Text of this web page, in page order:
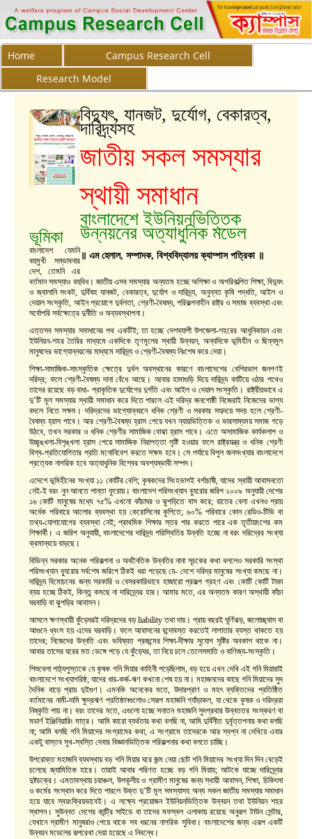
Home
Campus Research Cell
Research Model
বিদ্যুৎ, যানজট, দুর্যোগ, বেকারত্ব,
দারিদ্র্যসহ
জাতীয় সকল সমস্যার
স্থায়ী সমাধান
বাংলাদেশে ইউনিয়নভিত্তিক
উন্নয়নের অত্যাধুনিক মডেল
॥ এম হেলাল, সম্পাদক, বিশ্ববিদ্যালয় ক্যাম্পাস পত্রিকা ॥
ভূমিকা
বাংলাদেশ যেমনি
বহুমুখী সম্ভাবনার
দেশ, তেমনি এর
বর্তমান সমস্যাও বহুবিধ। জাতীয় এসব সমস্যার অন্যতম হচ্ছে অশিক্ষা ও অপরিকল্পিত শিক্ষা, বিদ্যুৎ
ও জ্বালানি সংকট, দুর্বিষহ যানজট, বেকারত্ব, দুর্যোগ ও দারিদ্র্য, অনুন্নত কৃষি পদ্ধতি, আইল ও
দেয়াল সংস্কৃতি, আইন প্রয়োগে দুর্বলতা, শ্রেণী-বৈষম্য, পরিকল্পনাহীন রাষ্ট্র ও সমাজ ব্যবস্থা এবং
সর্বোপরি সর্বক্ষেত্রে দুর্নীতি ও অব্যবস্থাপনা।
এত্তসব সমস্যার সমাধানের পথ একটিই; তা হচ্ছে দেশব্যাপী উপজেলা-শহরের আধুনিকায়ন এবং
ইউনিয়ন-শহর তৈরির মাধ্যমে একদিকে তৃণমূলের স্থায়ী উন্নয়ন, অন্যদিকে ভূমিহীন ও ছিন্নমূল
মানুষদের ভাগ্যোন্নয়নের মাধ্যমে দারিদ্র্য ও শ্রেণী-বৈষম্য নিঃশেষ করে দেয়া।
শিক্ষা-সামাজিক-সাংস্কৃতিক ক্ষেত্রে দুর্বল অবস্থানের কারণে বাংলাদেশের বেশিরভাগ জনগণই
দরিদ্র; ফলে শ্রেণী-বৈষম্য দানা বেঁধে আছে। আবার হামাগুড়ি দিয়ে দারিদ্র্য কাটিয়ে ওঠার পথেও
তাদের রয়েছে বড় বাধা- প্রাকৃতিক দুর্যোগের দুর্গতি এবং আইল ও দেয়াল সংস্কৃতি। রাষ্ট্রীয়ভাবে এ
দু’টি মূল সমস্যার স্থায়ী সমাধান করে দিতে পারলে এই দরিদ্র জনগোষ্ঠী নিজেরাই নিজেদের ভাগ্য
বদলে নিতে সক্ষম। দরিদ্রদের ভাগ্যোন্নয়নে ধনিক শ্রেণী ও সরকার সহৃদয়ে সদয় হলে শ্রেণী-
বৈষম্য হ্রাস পাবে। আর শ্রেণী-বৈষম্য হ্রাস পেয়ে যখন ন্যায়ভিত্তিক ও ভারসাম্যময় সমাজ গড়ে
উঠবে, তখন সরকার ও ধনিক শ্রেণীর সামাজিক বোঝা হ্রাস পাবে। এতে অসামাজিক কার্যকলাপ ও
উচ্ছৃঙ্খলা-বিশৃঙ্খলা হ্রাস পেয়ে সামাজিক নিরাপত্তা সৃষ্টি হওয়ার ফলে রাষ্ট্রযন্ত্র ও ধনিক শ্রেণী
বিশ্ব-প্রতিযোগিতার প্রতি মনোনিবেশ করতে সক্ষম হবে। সে পর্যায়ে বিপুল জনসংখ্যার বাংলাদেশে
প্রত্যেক নাগরিক হবে অত্যাধুনিক বিশ্বের অবশ্যম্ভাবী সম্পদ।
এদেশে ভূমিহীনের সংখ্যা ১১ কোটির বেশি; কৃষকদের সিংহভাগই বর্গাচাষী, যাদের স্থায়ী আবাসনতো
নেই-ই বরং নুন আনতে পান্তা ফুরোয়। বাংলাদেশ পরিসংখ্যান ব্যুরোর জরিপ ২০০৯ অনুযায়ী দেশের
১৬ কোটি মানুষের মধ্যে ৭৫% এখনো কাঁচাঘর ও ঝুপড়িতে বাস করে; রাতের বেলা এখনও প্রায়
অর্ধেক পরিবারে আলোর ব্যবস্থা হয় কেরোসিনের কুপিতে; ৬০% পরিবারে কোন রেডিও-টিভি বা
তথ্য-যোগাযোগের ব্যবস্থা নেই; প্রাথমিক শিক্ষার স্তর পার করতে পারে এক তৃতীয়াংশের কম
শিক্ষার্থী। এ জরিপ অনুযায়ী, বাংলাদেশের দারিদ্র্য পরিস্থিতির উন্নতি হচ্ছে না বরং দরিদ্রের সংখ্যা
ক্রমান্বয়ে বাড়ছে।
বিভিন্ন সরকার অনেক পরিকল্পনা ও অর্থনৈতিক উন্নতির নানা সূচকের কথা বললেও সরকারি সংস্থা
পরিসংখ্যান ব্যুরোর সর্বশেষ জরিপে ঠিকই ধরা পড়েছে যে- দেশে দরিদ্র মানুষের সংখ্যা কমছে না।
দারিদ্র্য বিমোচনের জন্য সরকারি ও বেসরকারিভাবে হাজারো প্রকল্প গ্রহণ এবং কোটি কোটি টাকা
ব্যয় হচ্ছে ঠিকই, কিন্তু কমছে না দারিদ্র্যের হার। আমার মতে, এর অন্যতম কারণ অস্থায়ী কাঁচা
ঘরবাড়ি বা ঝুপড়ির আবাসন।
আসলে ক্ষণস্থায়ী কুঁড়েঘরই দরিদ্রদের বড় liability তথা দায়। প্রায় বছরই ঘূর্ণিঝড়, জলোচ্ছ্বাস বা
আগুনে ধ্বংস হয় এদের ঘরবাড়ি। ফলে আবাসনের বন্দোবস্ত করতেই লাগাতার ব্যস্ত থাকতে হয়
তাদের; নিজেদের উন্নতি এবং ভবিষ্যত প্রজন্মের শিক্ষা-দীক্ষার সুযোগ সৃষ্টির অবকাশ থাকে না।
আবার তাসের ঘরের মত ভেঙ্গে পড়ে যে কুঁড়েঘর, তা নিয়ে চলে তেলেসমাতি ও বাণিজ্য-সংস্কৃতি।
শিশুবেলা পাঠ্যপুস্তকে যে কৃষক গনি মিয়ার কাহিনী পড়েছিলাম, বড় হয়ে এখন দেখি এই গনি মিয়ারাই
বাংলাদেশে সংখ্যাগরিষ্ঠ; যাদের ধার-কর্জ-ঋণ কখনো শেষ হয় না। মহাজনদের কাছে গনি মিয়াদের সুদ
দৈনিক বাড়ে প্রায় দুইগুণ। এমনকি অনেকের মতে, উদারপ্রাণ ও মহৎ ব্যক্তিদের প্রতিষ্ঠিত
বর্তমানের নামী-দামি ক্ষুদ্রঋণ প্রতিষ্ঠানগুলোও সেরূপ মহাজনি গ্যাঁড়াকল, যা থেকে কৃষক ও দরিদ্ররা
নিষ্কৃতি পায় না। বরং তাদের মতে, এগুলো হচ্ছে সনাতন মহাজনি সুদপ্রথার উন্নততর সংস্করণ বা
মডার্ণ ইঞ্জিনিয়ারিং মাত্র। আমি কারো ব্যর্থতার কথা বলছি না, আমি দুর্বিনীত দুর্বৃত্তপনার কথা বলছি
না; আমি বলছি গনি মিয়াদের সংগ্রামের কথা, এ সংগ্রামে তাদেরকে আর স্বপ্ন না দেখিয়ে এবার
একটু বাস্তব সুখ-স্বস্তি দেবার বিজ্ঞানভিত্তিক পরিকল্পনার কথা বলতে চাচ্ছি।
উপরোক্ত মহাজনি ব্যবস্থায় বড় গনি মিয়ার ঘরে জন্ম নেয়া ছোট গনি মিয়াদের সংখ্যা দিন দিন বেড়েই
চলেছে জ্যামিতিক হারে। তারাই আবার পরিণত হচ্ছে বড় গনি মিয়ায়; আটকে যাচ্ছে দারিদ্র্যের
দুষ্টচক্রে। এমতাবস্থায় চরাঞ্চল, উপকূলীয় ও গ্রামীণ মানুষের জন্য স্থায়ী আবাসন, শিক্ষা, চিকিৎসা
ও কর্মের সংস্থান করে দিতে পারলে উক্ত দু’টি মূল সমস্যাসহ অন্য সকল জাতীয় সমস্যার সমাধান
হয়ে যাবে স্বয়ংক্রিয়ভাবেই। এ লক্ষ্যে প্রয়োজন ইউনিয়নভিত্তিক উন্নয়ন তথা ইউনিয়ন শহর
স্থাপন। সুউন্নত দেশের কান্ট্রি সাইডে বা তাদের মফস্বল এলাকায় রয়েছে অনুরূপ টাউন সেন্টার,
যেখানে গ্রামীণ মানুষরাও পেয়ে থাকে সব ধরনের নাগরিক সুবিধা। বাংলাদেশের জন্য এরূপ একটি
উন্নয়ন মডেলের রূপরেখা দেয়া হয়েছে এ নিবন্ধে।